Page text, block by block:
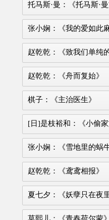
托马斯·曼：《托马斯·
张小娴：《我的爱如此
赵乾乾：《致我们单纯
赵乾乾：《舟而复始》
棋子：《主治医生》
[日]是枝裕和：《小偷家
张小娴：《雪地里的蜗
赵乾乾：《鸢鸢相报》
夏七夕：《妖孽只在夜